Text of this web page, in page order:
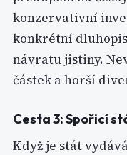
konzervativní
konkrétní
návratu jistiny.
částek a horší
Cesta 3: Spořicí
Když je stát